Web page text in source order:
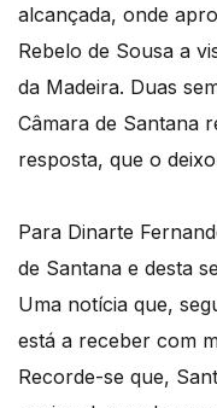
alcançada, onde
Rebelo de Sousa a
da Madeira. Duas
Câmara de Santana
resposta, que o
Para Dinarte
de Santana e desta
Uma notícia que,
está a receber com
Recorde-se que,